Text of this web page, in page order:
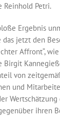
Reinhold Petri.
Ergebnis
das jetzt den
Affront“,
Birgit
von
und
Wertschätzung
ihren